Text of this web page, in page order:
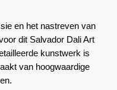
en het nastreven van
dit Salvador Dali Art
kunstwerk is
van hoogwaardige